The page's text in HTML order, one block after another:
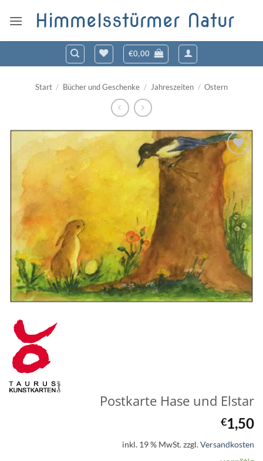
Inhalt
Himmelsstürmer Natur
€0,00
Start / Bücher und Geschenke / Jahreszeiten / Ostern
Zum
Wunschzettel
hinzufügen
Postkarte Hase und Elstar
€1,50
inkl. 19 % MwSt.zzgl.Versandkosten